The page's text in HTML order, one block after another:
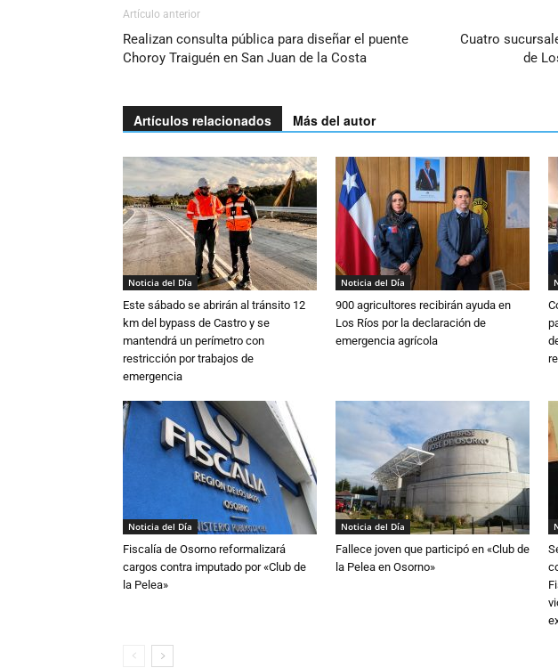
Artículo anterior
Realizan consulta pública para diseñar el puente
Choroy Traiguén en San Juan de la Costa
Cuatro
de
Artículos relacionados Más del autor
Noticia del Día
Este sábado se abrirán al tránsito 12
km del bypass de Castro y se
mantendrá un perímetro con
restricción por trabajos de
emergencia
Noticia del Día
900 agricultores recibirán ayuda en
Los Ríos por la declaración de
emergencia agrícola
Noticia del Día
Fiscalía de Osorno reformalizará
cargos contra imputado por «Club de
la Pelea»
Noticia del Día
Fallece joven que participó en «Club de
la Pelea en Osorno»